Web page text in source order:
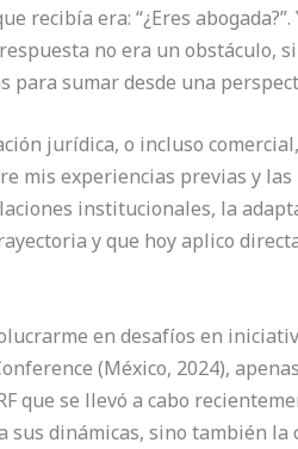
recibía era: “¿Eres
no era un obstáculo,
para sumar desde una
jurídica, o incluso
mis experiencias previas y las
institucionales, la
y que hoy aplico
en desafíos en
(México, 2024),
que se llevó a cabo
dinámicas, sino también la